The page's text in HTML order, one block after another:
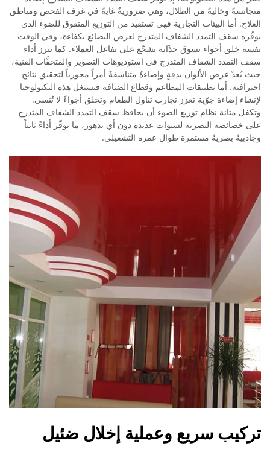
متجانسةً وخاليةً من الظلال، وهي ضروريةٌ غايةً في غرف الفحص ومناطق
العلاج. أما البيئات التجارية فهي تستفيد من التوزيع المتفوق للضوء الذي
يوفّره سقف التمدد الشفاف المتدرج لعرض البضائع بكفاءة، وفي الوقت
نفسه خلق أجواء تسوق جذّابة تشجّع على تفاعل العملاء. كما يبرز أداء
سقف التمدد الشفاف المتدرج في استوديوهات التصوير والمتحفَّات الفنية،
حيث يُعدّ عرض الألوان بدقةٍ وإضاءةٌ متناسقةٌ أمراً محورياً لتحقيق نتائج
احترافية. أما تطبيقات المطاعم وقطاع الضيافة فتستغل هذه التكنولوجيا
لإنشاء إضاءة جوّية تعزز تجارب تناول الطعام وتخلق أجواءً لا تُنسى.
وتكفل متانة نظام توزيع الضوء أن يحافظ سقف التمدد الشفاف المتدرج
على خصائصه البصرية لسنوات عديدة دون أي تدهور، ما يوفّر أداءً ثابتاً
وجاذبيةً بصريةً مستمرة طوال عمره التشغيلي.
تركيب سريع وعملية إخلال ضئيل